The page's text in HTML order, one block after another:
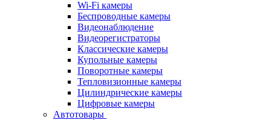
Wi-Fi камеры
Беспроводные камеры
Видеонаблюдение
Видеорегистраторы
Классические камеры
Купольные камеры
Поворотные камеры
Тепловизионные камеры
Цилиндрические камеры
Цифровые камеры
Автотовары